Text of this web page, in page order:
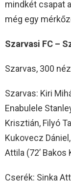
mindkét csapat
még egy
Szarvasi FC –
Szarvas, 300
Szarvas: Kiri
Enabulele
Krisztián, Filyó
Kukovecz
Attila (72’
Cserék: Sinka